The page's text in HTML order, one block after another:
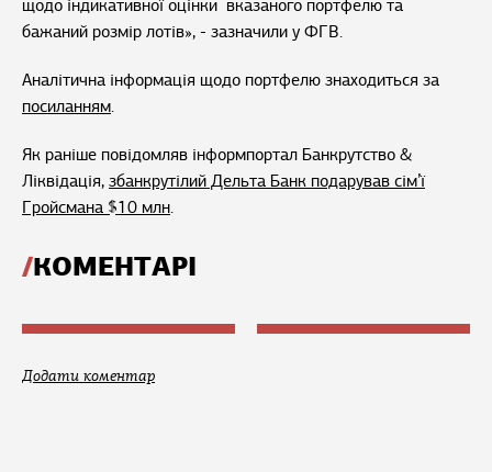
щодо індикативної оцінки вказаного портфелю та
бажаний розмір лотів», - зазначили у ФГВ.
Аналітична інформація щодо портфелю знаходиться за
посиланням.
Як раніше повідомляв інформпортал Банкрутство &
Ліквідація, збанкрутілий Дельта Банк подарував сім’ї
Гройсмана $10 млн.
КОМЕНТАРІ
Додати коментар